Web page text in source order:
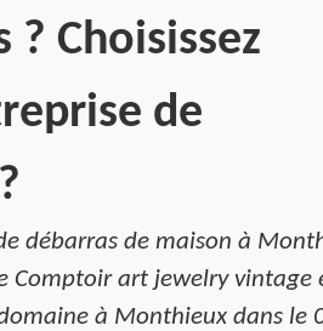
Choisissez
de
débarras de maison à
Comptoir art jewelry vintage
à Monthieux dans le